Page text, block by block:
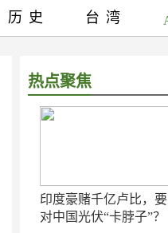
热点聚焦
印度豪赌千亿卢比，要
对中国光伏“卡脖子”？
历史 台湾